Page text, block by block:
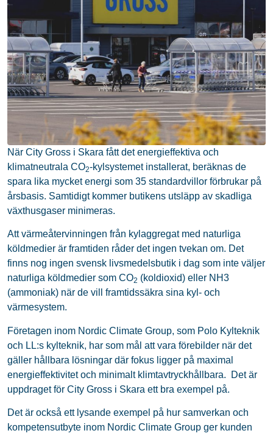
När City Gross i Skara fått det energieffektiva och
klimatneutrala CO2-kylsystemet installerat, beräknas de
spara lika mycket energi som 35 standardvillor förbrukar på
årsbasis. Samtidigt kommer butikens utsläpp av skadliga
växthusgaser minimeras.
Att värmeåtervinningen från kylaggregat med naturliga
köldmedier är framtiden råder det ingen tvekan om. Det
finns nog ingen svensk livsmedelsbutik i dag som inte väljer
naturliga köldmedier som CO2 (koldioxid) eller NH3
(ammoniak) när de vill framtidssäkra sina kyl- och
värmesystem.
Företagen inom Nordic Climate Group, som Polo Kylteknik
och LL:s kylteknik, har som mål att vara förebilder när det
gäller hållbara lösningar där fokus ligger på maximal
energieffektivitet och minimalt klimtavtryckhållbara. Det är
uppdraget för City Gross i Skara ett bra exempel på.
Det är också ett lysande exempel på hur samverkan och
kompetensutbyte inom Nordic Climate Group ger kunden